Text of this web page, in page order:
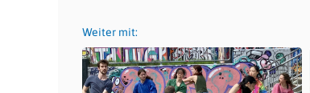
Weiter mit: